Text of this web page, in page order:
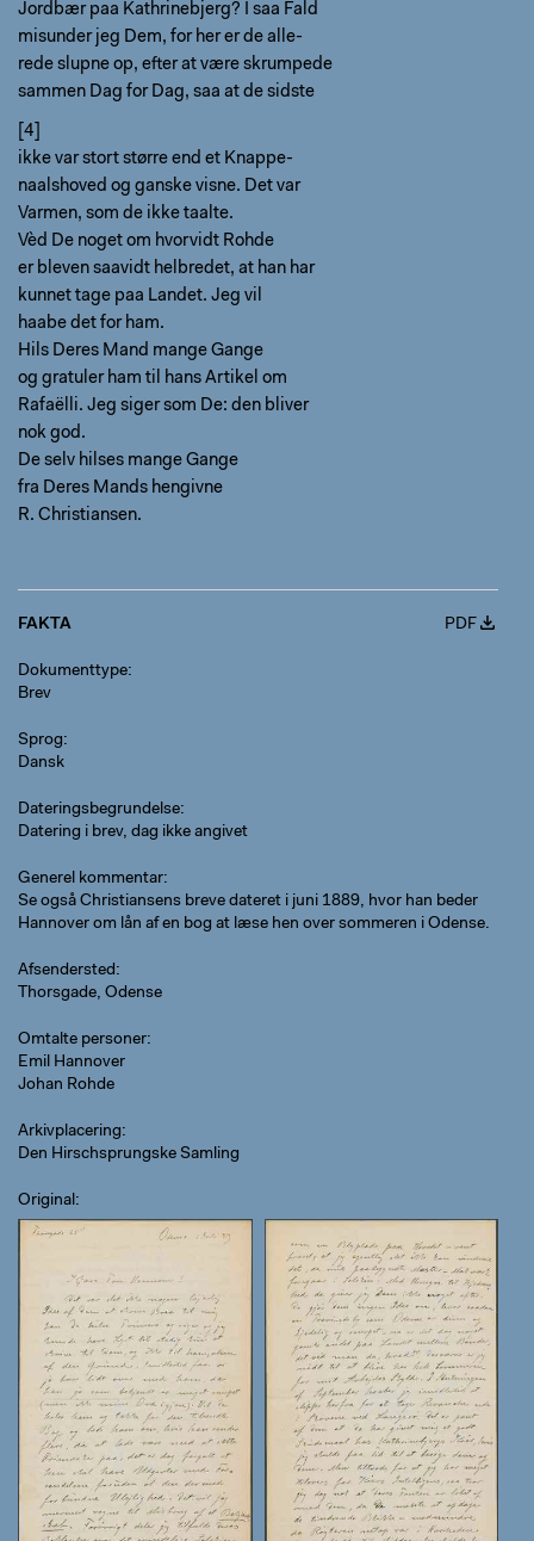
Jordbær paa Kathrinebjerg? I saa Fald
misunder jeg Dem, for her er de alle-
rede slupne op, efter at være skrumpede
sammen Dag for Dag, saa at de sidste
[4]
ikke var stort større end et Knappe-
naalshoved og ganske visne. Det var
Varmen, som de ikke taalte.
Vèd De noget om hvorvidt Rohde
er bleven saavidt helbredet, at han har
kunnet tage paa Landet. Jeg vil
haabe det for ham.
Hils Deres Mand mange Gange
og gratuler ham til hans Artikel om
Rafaëlli. Jeg siger som De: den bliver
nok god.
De selv hilses mange Gange
fra Deres Mands hengivne
R. Christiansen.
FAKTA PDF
Dokumenttype
Brev
Sprog
Dansk
Dateringsbegrundelse
Datering i brev, dag ikke angivet
Generel kommentar
Se også Christiansens breve dateret i juni 1889, hvor han beder
Hannover om lån af en bog at læse hen over sommeren i Odense.
Afsendersted
Thorsgade, Odense
Omtalte personer
Emil Hannover
Johan Rohde
Arkivplacering
Den Hirschsprungske Samling
Original